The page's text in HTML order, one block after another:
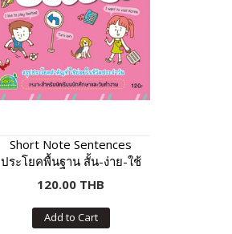
Short Note Sentences
ประโยคพื้นฐาน สั้น-ง่าย-ใช้
บ่อย
120.00 THB
Add to Cart